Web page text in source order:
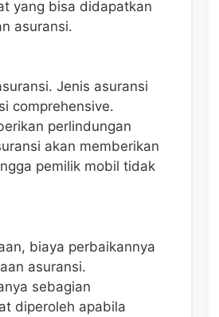
yang bisa didapatkan
asuransi.
Jenis asuransi
comprehensive.
perlindungan
akan memberikan
pemilik mobil tidak
biaya perbaikannya
asuransi.
sebagian
diperoleh apabila